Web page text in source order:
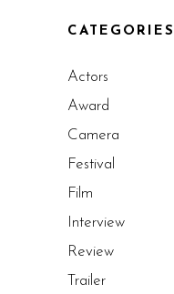
CATEGORIES
Actors
Award
Camera
Festival
Film
Interview
Review
Trailer